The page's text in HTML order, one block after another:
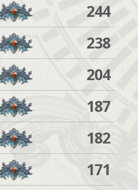
244
238
204
187
182
171